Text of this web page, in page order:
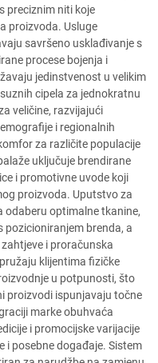
preciznim niti koje
proizvoda. Usluge
savršeno usklađivanje s
procese bojenja i
jedinstvenost u velikim
cipela za jednokratnu
veličine, razvijajući
i regionalnih
za različite populacije
uključuje brendirane
i promotivne uvode koji
proizvoda. Uputstvo za
odaberu optimalne tkanine,
pozicioniranjem brenda, a
i proračunska
klijentima fizičke
u potpunosti, što
proizvodi ispunjavaju točne
marke obuhvaća
i promocijske varijacije
i posebne događaje. Sistem